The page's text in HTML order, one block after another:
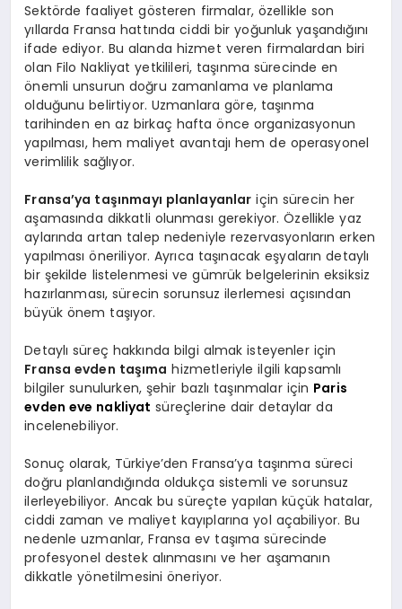
Sektörde faaliyet gösteren firmalar, özellikle son
yıllarda Fransa hattında ciddi bir yoğunluk yaşandığını
ifade ediyor. Bu alanda hizmet veren firmalardan biri
olan Filo Nakliyat yetkilileri, taşınma sürecinde en
önemli unsurun doğru zamanlama ve planlama
olduğunu belirtiyor. Uzmanlara göre, taşınma
tarihinden en az birkaç hafta önce organizasyonun
yapılması, hem maliyet avantajı hem de operasyonel
verimlilik sağlıyor.
Fransa’ya taşınmayı planlayanlar için sürecin her
aşamasında dikkatli olunması gerekiyor. Özellikle yaz
aylarında artan talep nedeniyle rezervasyonların erken
yapılması öneriliyor. Ayrıca taşınacak eşyaların detaylı
bir şekilde listelenmesi ve gümrük belgelerinin eksiksiz
hazırlanması, sürecin sorunsuz ilerlemesi açısından
büyük önem taşıyor.
Detaylı süreç hakkında bilgi almak isteyenler için
Fransa evden taşıma hizmetleriyle ilgili kapsamlı
bilgiler sunulurken, şehir bazlı taşınmalar için Paris
evden eve nakliyat süreçlerine dair detaylar da
incelenebiliyor.
Sonuç olarak, Türkiye’den Fransa’ya taşınma süreci
doğru planlandığında oldukça sistemli ve sorunsuz
ilerleyebiliyor. Ancak bu süreçte yapılan küçük hatalar,
ciddi zaman ve maliyet kayıplarına yol açabiliyor. Bu
nedenle uzmanlar, Fransa ev taşıma sürecinde
profesyonel destek alınmasını ve her aşamanın
dikkatle yönetilmesini öneriyor.